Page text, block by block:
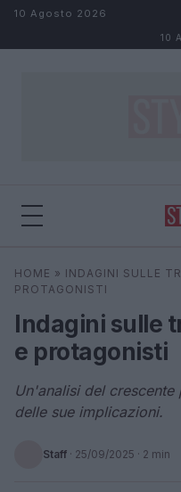
Salta al contenuto
10 Agosto 2026
10
Cerca
HOME » INDAGINI SULLE
PROTAGONISTI
Indagini sulle
e protagonisti
Un'analisi del
delle sue implicazioni.
Staff · 25/09/2025 · 2 min